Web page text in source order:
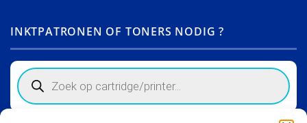
INKTPATRONEN OF TONERS NODIG ?
Products
search